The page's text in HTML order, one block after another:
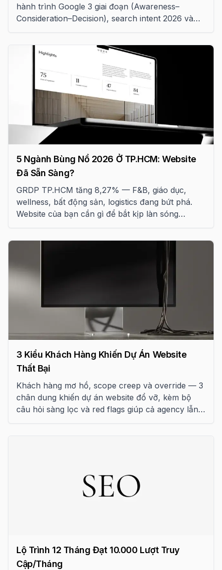
hành trình Google 3 giai đoạn (Awareness–
Consideration–Decision), search intent 2026 và
5 Ngành Bùng Nổ 2026 Ở TP.HCM: Website
Đã Sẵn Sàng?
GRDP TP.HCM tăng 8,27% — F&B, giáo dục,
wellness, bất động sản, logistics đang bứt phá.
Website của bạn cần gì để bắt kịp làn sóng
3 Kiểu Khách Hàng Khiến Dự Án Website
Thất Bại
Khách hàng mơ hồ, scope creep và override — 3
chân dung khiến dự án website đổ vỡ, kèm bộ
câu hỏi sàng lọc và red flags giúp cả agency lẫn
Lộ Trình 12 Tháng Đạt 10.000 Lượt Truy
Cập/Tháng